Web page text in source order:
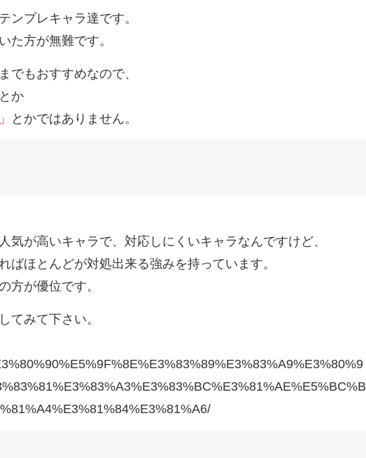
ンプレキャラ達です。
た方が無難です。
でもおすすめなので、
とか
とかではありません。
気が高いキャラで、対応しにくいキャラなんですけど、
ばほとんどが対処出来る強みを持っています。
方が優位です。
てみて下さい。